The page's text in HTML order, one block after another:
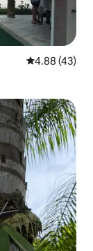
平均评分
4.88 (43)